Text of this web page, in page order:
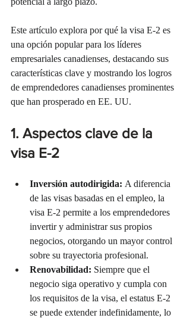
Este artículo explora por qué la visa E-2 es
una opción popular para los líderes
empresariales canadienses, destacando sus
características clave y mostrando los logros
de emprendedores canadienses prominentes
que han prosperado en EE. UU.
1. Aspectos clave de la
visa E-2
Inversión autodirigida: A diferencia
de las visas basadas en el empleo, la
visa E-2 permite a los emprendedores
invertir y administrar sus propios
negocios, otorgando un mayor control
sobre su trayectoria profesional.
Renovabilidad: Siempre que el
negocio siga operativo y cumpla con
los requisitos de la visa, el estatus E-2
se puede extender indefinidamente, lo